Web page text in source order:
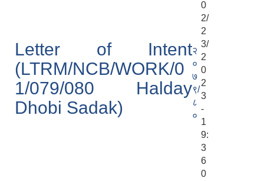
Letter of Intent
(LTRM/NCB/WORK/0
1/079/080 Halday
Dhobi Sadak)
२
०
७
९/
८
०
0
2/
2
3/
2
0
2
3
-
1
9:
3
6
0